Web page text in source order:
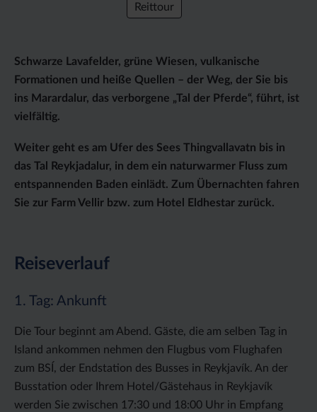
Reittour
Schwarze Lavafelder, grüne Wiesen, vulkanische
Formationen und heiße Quellen – der Weg, der Sie bis
ins Marardalur, das verborgene „Tal der Pferde“, führt, ist
vielfältig.
Weiter geht es am Ufer des Sees Thingvallavatn bis in
das Tal Reykjadalur, in dem ein naturwarmer Fluss zum
entspannenden Baden einlädt. Zum Übernachten fahren
Sie zur Farm Vellir bzw. zum Hotel Eldhestar zurück.
Reiseverlauf
1. Tag: Ankunft
Die Tour beginnt am Abend. Gäste, die am selben Tag in
Island ankommen nehmen den Flugbus vom Flughafen
zum BSÍ, der Endstation des Busses in Reykjavík. An der
Busstation oder Ihrem Hotel/Gästehaus in Reykjavík
werden Sie zwischen 17:30 und 18:00 Uhr in Empfang